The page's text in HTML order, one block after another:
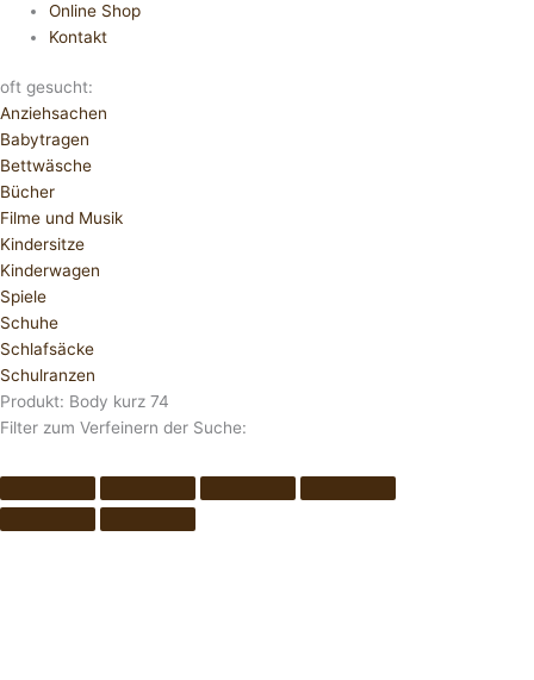
Online Shop
Kontakt
oft gesucht:
Anziehsachen
Babytragen
Bettwäsche
Bücher
Filme und Musik
Kindersitze
Kinderwagen
Spiele
Schuhe
Schlafsäcke
Schulranzen
Produkt: Body kurz 74
Filter zum Verfeinern der Suche: